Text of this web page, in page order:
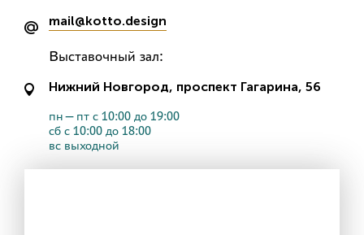
mail@kotto.design
Выставочный зал:
Нижний Новгород, проспект Гагарина, 56
пн—пт с 10:00 до 19:00
сб с 10:00 до 18:00
вс выходной